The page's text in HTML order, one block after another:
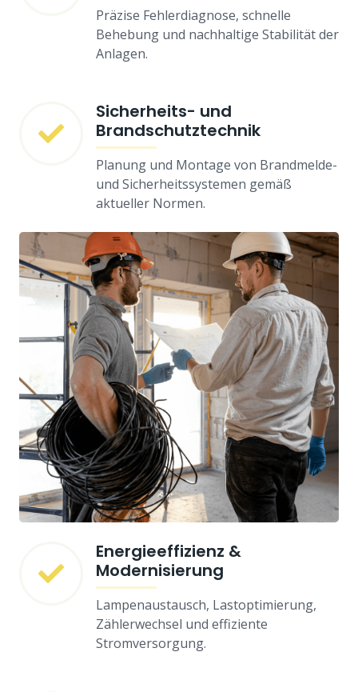
Präzise Fehlerdiagnose, schnelle
Behebung und nachhaltige Stabilität der
Anlagen.
Sicherheits- und
Brandschutztechnik
Planung und Montage von Brandmelde-
und Sicherheitssystemen gemäß
aktueller Normen.
Energieeffizienz &
Modernisierung
Lampenaustausch, Lastoptimierung,
Zählerwechsel und effiziente
Stromversorgung.